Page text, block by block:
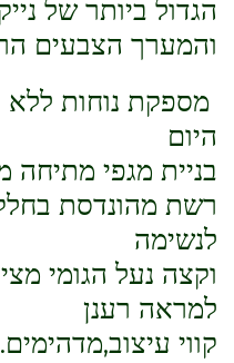
הגדול ביותר של
והמערך הצבעים
מספקת נוחות
היום
בניית מגפי
רשת מהונדסת
לנשימה
וקצה נעל הגומי
למראה רענן
קווי עיצוב,מדהימים.